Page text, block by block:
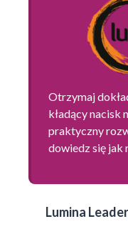
Otrzymaj
kładący nacisk
praktyczny
dowiedz się jak
Lumina Leader